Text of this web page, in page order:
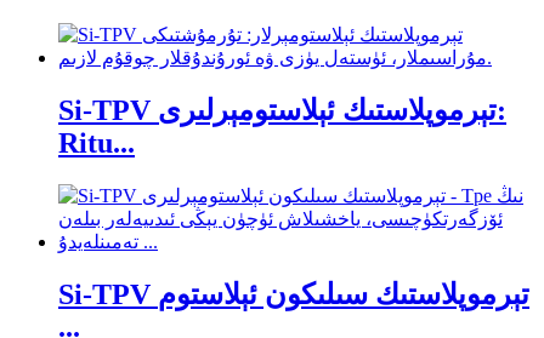
Si-TPV تېرموپلاستىك ئېلاستومېرلىرى:
Ritu...
Si-TPV تېرموپلاستىك سىلىكون ئېلاستوم
...